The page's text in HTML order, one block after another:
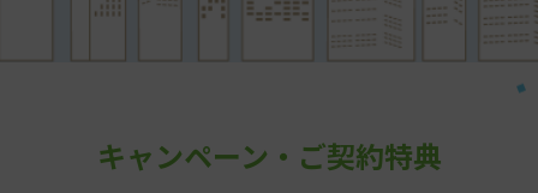
キャンペーン・ご契約特典